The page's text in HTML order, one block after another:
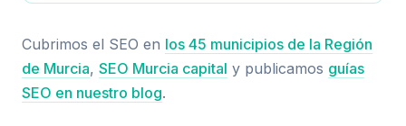
Cubrimos el SEO en los 45 municipios de la Región
de Murcia, SEO Murcia capital y publicamos guías
SEO en nuestro blog.